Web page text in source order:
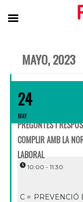
MAYO, 2023
24
MAY
PREGUNTES I
COMPLIR AMB LA
LABORAL
10:00 - 11:30
C = PREVENCIÓ